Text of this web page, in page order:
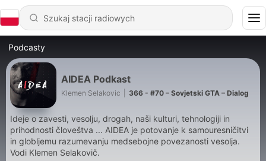
Podcasty
AIDEA Podkast
Klemen Selakovic 366 - #70 – Sovjetski GTA – Dialog
Ideje o zavesti, vesolju, drogah, naši kulturi, tehnologiji in
prihodnosti človeštva ... AIDEA je potovanje k samouresničitvi
in globljemu razumevanju medsebojne povezanosti vesolja.
Vodi Klemen Selakovič.